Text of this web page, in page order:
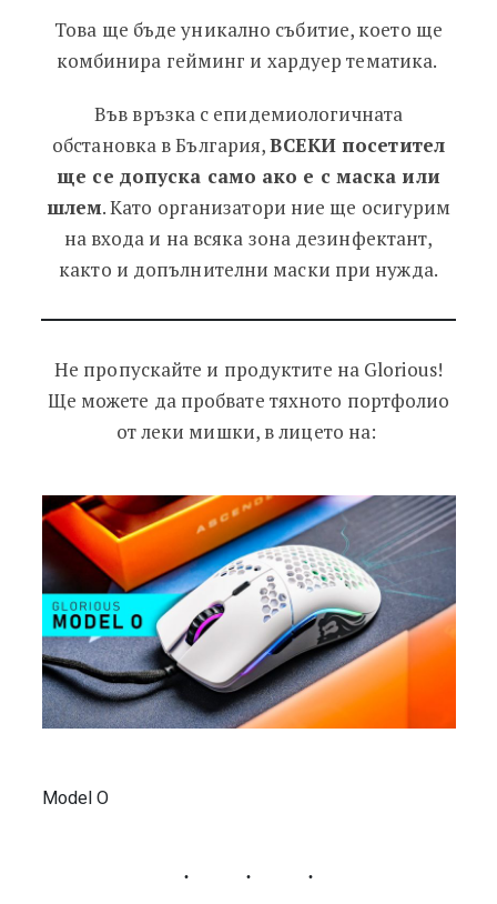
Това ще бъде уникално събитие, което ще
комбинира гейминг и хардуер тематика.
Във връзка с епидемиологичната
обстановка в България,ВСЕКИ посетител
ще се допуска само ако е с маска или
шлем. Като организатори ние ще осигурим
на входа и на всяка зона дезинфектант,
както и допълнителни маски при нужда.
Не пропускайте и продуктите на Glorious!
Ще можете да пробвате тяхното портфолио
от леки мишки, в лицето на:
Model O